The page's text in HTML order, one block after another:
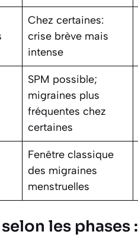
Chez certaines:
crise brève mais
intense
SPM possible;
migraines plus
fréquentes chez
certaines
Fenêtre classique
des migraines
menstruelles
les